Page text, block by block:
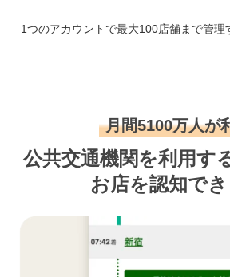
1つのアカウントで最大100店舗まで管理
月間5100万人が
公共交通機関を利用す
お店を認知で